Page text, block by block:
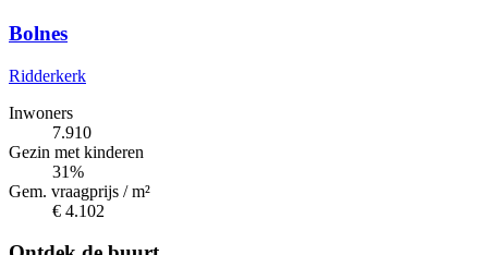
Bolnes
Ridderkerk
Inwoners
7.910
Gezin met kinderen
31%
Gem. vraagprijs / m²
€ 4.102